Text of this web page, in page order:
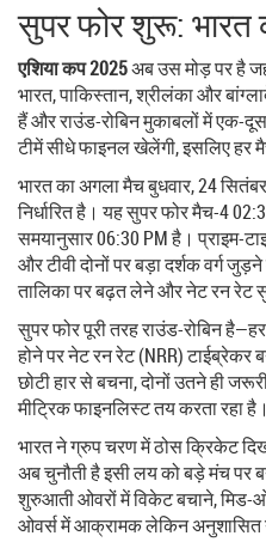
सुपर फोर शुरू: भारत
एशिया कप 2025अब उस मोड़ पर है
भारत, पाकिस्तान, श्रीलंका और
हैं और राउंड-रोबिन मुकाबलों में एक-
टीमें सीधे फाइनल खेलेंगी, इसलिए हर
भारत का अगला मैच बुधवार, 24
निर्धारित है। यह सुपर फोर मैच-4
समयानुसार 06:30 PM है। प्राइम-
और टीवी दोनों पर बड़ा दर्शक वर्ग
तालिका पर बढ़त लेने और नेट रन रेट
सुपर फोर पूरी तरह राउंड-रोबिन
होने पर नेट रन रेट (NRR)
छोटी हार से बचना, दोनों उतने ही
मीट्रिक फाइनलिस्ट तय करता रहा है।
भारत ने ग्रुप चरण में ठोस क्रिकेट
अब चुनौती है इसी लय को बड़े मंच
शुरुआती ओवरों में विकेट बचाने, मिड-
ओवर्स में आक्रामक लेकिन अनुशासित